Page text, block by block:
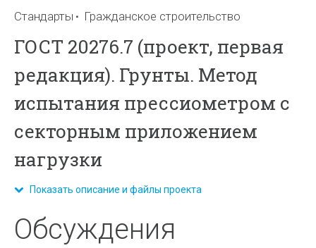
Стандарты Гражданское строительство
ГОСТ 20276.7 (проект, первая
редакция). Грунты. Метод
испытания прессиометром с
секторным приложением
нагрузки
Показать описание и файлы проекта
Обсуждения